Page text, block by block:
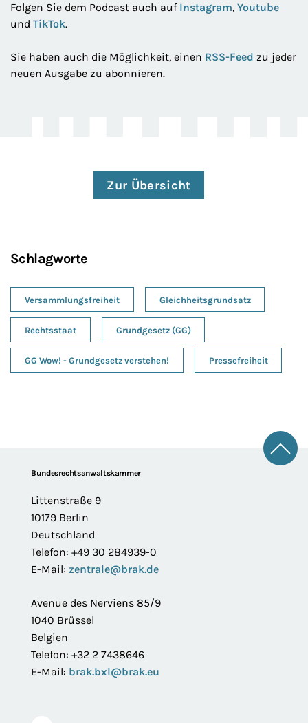
Folgen Sie dem Podcast auch auf Instagram, Youtube
und TikTok.
Sie haben auch die Möglichkeit, einen RSS-Feed zu jeder
neuen Ausgabe zu abonnieren.
Zur Übersicht
Schlagworte
Versammlungsfreiheit Gleichheitsgrundsatz
Rechtsstaat Grundgesetz (GG)
GG Wow! - Grundgesetz verstehen! Pressefreiheit
FooterBundesrechtsanwaltskammer
Littenstraße 9
10179 Berlin
Deutschland
Telefon: +49 30 284939-0
E-Mail: zentrale@brak.de
Avenue des Nerviens 85/9
1040 Brüssel
Belgien
Telefon: +32 2 7438646
E-Mail: brak.bxl@brak.eu